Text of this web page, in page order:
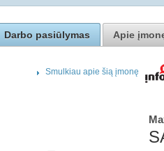
Darbo pasiūlymas Apie
Smulkiau apie šią įmonę